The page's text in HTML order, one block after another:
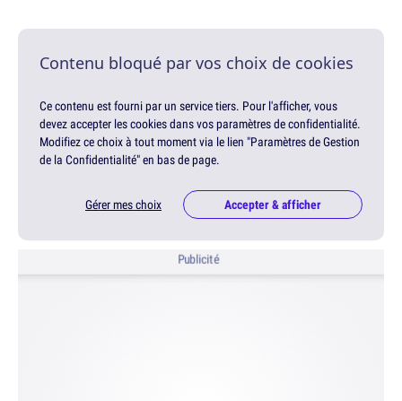
Contenu bloqué par vos choix de cookies
Ce contenu est fourni par un service tiers. Pour l'afficher, vous
devez accepter les cookies dans vos paramètres de confidentialité.
Modifiez ce choix à tout moment via le lien "Paramètres de Gestion
de la Confidentialité" en bas de page.
Gérer mes choix Accepter & afficher
Publicité